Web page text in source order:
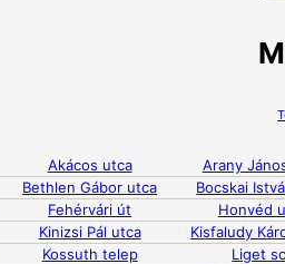
Akácos utca
Arany
Bethlen Gábor utca
Bocskai
Fehérvári út
Honvéd
Kinizsi Pál utca
Kisfaludy
Kossuth telep
Liget